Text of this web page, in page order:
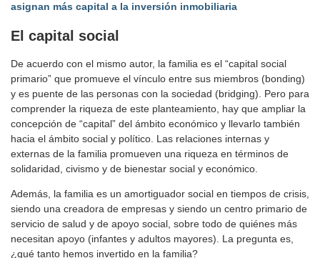
asignan más capital a la inversión inmobiliaria
El capital social
De acuerdo con el mismo autor, la familia es el “capital social
primario” que promueve el vínculo entre sus miembros (bonding)
y es puente de las personas con la sociedad (bridging). Pero para
comprender la riqueza de este planteamiento, hay que ampliar la
concepción de “capital” del ámbito económico y llevarlo también
hacia el ámbito social y político. Las relaciones internas y
externas de la familia promueven una riqueza en términos de
solidaridad, civismo y de bienestar social y económico.
Además, la familia es un amortiguador social en tiempos de crisis,
siendo una creadora de empresas y siendo un centro primario de
servicio de salud y de apoyo social, sobre todo de quiénes más
necesitan apoyo (infantes y adultos mayores). La pregunta es,
¿qué tanto hemos invertido en la familia?